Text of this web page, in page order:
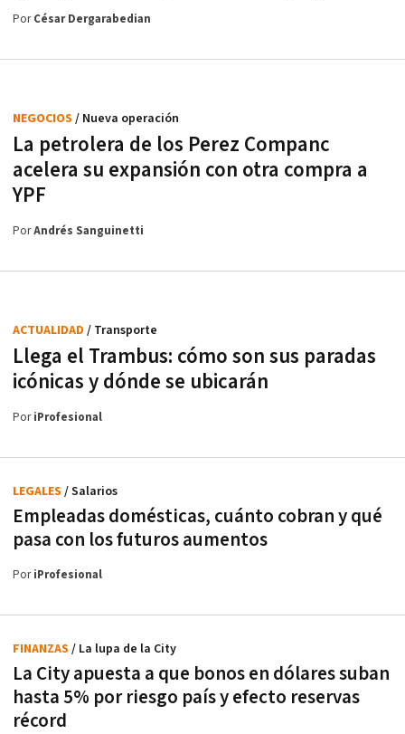
PorCésar Dergarabedian
La petrolera de los Perez Companc
acelera su expansión con otra compra a
YPF
NEGOCIOS / Nueva operación
PorAndrés Sanguinetti
Llega el Trambus: cómo son sus paradas
icónicas y dónde se ubicarán
ACTUALIDAD / Transporte
PoriProfesional
Empleadas domésticas, cuánto cobran y qué
pasa con los futuros aumentos
LEGALES / Salarios
PoriProfesional
La City apuesta a que bonos en dólares suban
hasta 5% por riesgo país y efecto reservas
récord
FINANZAS / La lupa de la City